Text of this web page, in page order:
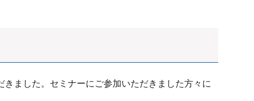
ました。セミナーにご参加いただきました方々に